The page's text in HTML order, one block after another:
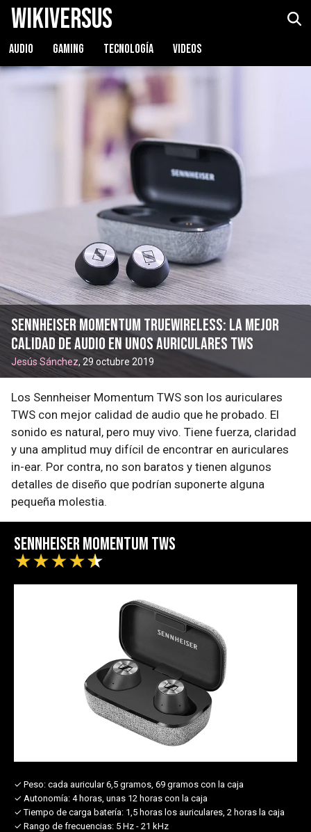
WikiVersus
AUDIO GAMING TECNOLOGÍA VIDEOS
Sennheiser Momentum Truewireless: la mejor
calidad de audio en unos auriculares TWS
Jesús Sánchez, 29 octubre 2019
Los Sennheiser Momentum TWS son los auriculares
TWS con mejor calidad de audio que he probado. El
sonido es natural, pero muy vivo. Tiene fuerza, claridad
y una amplitud muy difícil de encontrar en auriculares
in-ear. Por contra, no son baratos y tienen algunos
detalles de diseño que podrían suponerte alguna
pequeña molestia.
Sennheiser Momentum TWS
★★★★★
✓ Peso: cada auricular 6,5 gramos, 69 gramos con la caja
✓ Autonomía: 4 horas, unas 12 horas con la caja
✓ Tiempo de carga batería: 1,5 horas los auriculares, 2 horas la caja
✓ Rango de frecuencias: 5 Hz - 21 kHz
Sennheiser Momentum TWS Ver precio